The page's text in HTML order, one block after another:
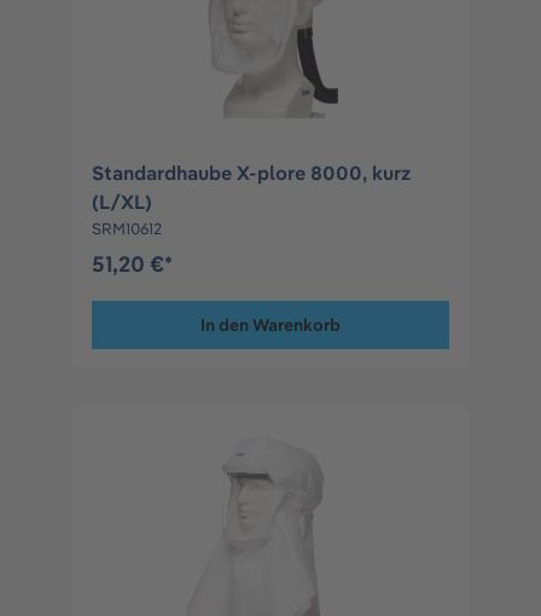
Standardhaube X-plore 8000, kurz
(L/XL)
SRM10612
51,20 €*
In den Warenkorb